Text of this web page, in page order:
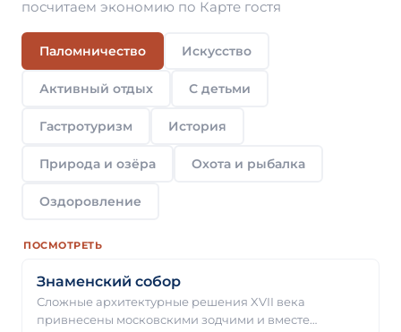
посчитаем экономию по Карте гостя
Паломничество Искусство
Активный отдых С детьми
Гастротуризм История
Природа и озёра Охота и рыбалка
Оздоровление
ПОСМОТРЕТЬ
Знаменский собор
Сложные архитектурные решения XVII века
привнесены московскими зодчими и вместе…